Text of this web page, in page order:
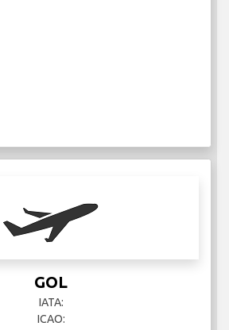
GOL
IATA:
ICAO: